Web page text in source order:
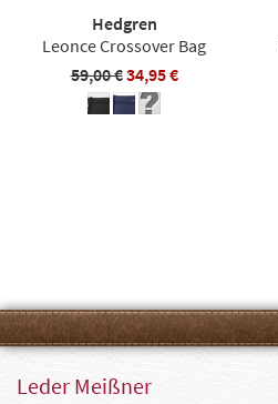
Hedgren
Leonce Crossover Bag
59,00 €34,95 €
Leder Meißner